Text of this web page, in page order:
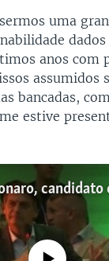
uma
anos com
assumidos
bancadas,
estive
source